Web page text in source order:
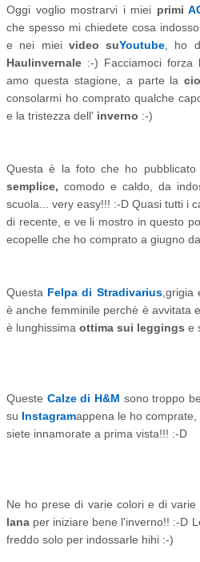
Oggi voglio mostrarvi i miei primi
che spesso mi chiedete cosa
e nei miei video suYoutube , ho
Haulinvernale :-) Facciamoci
amo questa stagione, a parte la
consolarmi ho comprato qualche
e la tristezza dell' inverno :-)
Questa è la foto che ho pubblicato
semplice, comodo e caldo, da
scuola... very easy!!! :-D Quasi tutti i
di recente, e ve li mostro in questo
ecopelle che ho comprato a giugno da
Questa Felpa di Stradivarius, grigia
è anche femminile perchè è avvitata
è lunghissima ottima sui leggings e
Queste Calze di H&M sono troppo
su Instagramappena le ho
siete innamorate a prima vista!!! :-D
Ne ho prese di varie colori e di varie
lana per iniziare bene l'inverno!! :-D
freddo solo per indossarle hihi :-)